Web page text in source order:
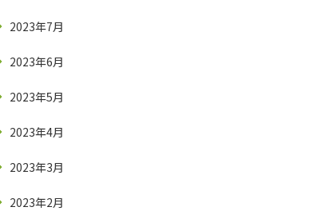
2023年7月
2023年6月
2023年5月
2023年4月
2023年3月
2023年2月